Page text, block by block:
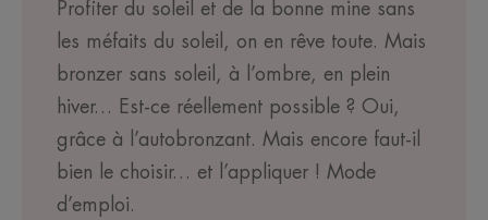
Profiter du soleil et de la bonne mine sans
les méfaits du soleil, on en rêve toute. Mais
bronzer sans soleil, à l’ombre, en plein
hiver… Est-ce réellement possible ? Oui,
grâce à l’autobronzant. Mais encore faut-il
bien le choisir… et l’appliquer ! Mode
d’emploi.